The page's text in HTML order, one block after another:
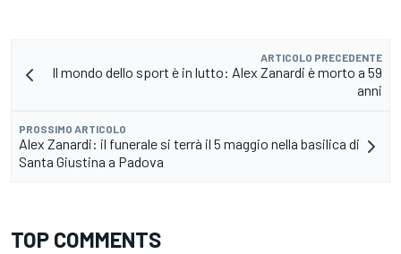
ARTICOLO PRECEDENTE
Il mondo dello sport è in lutto: Alex Zanardi è morto a 59
anni
PROSSIMO ARTICOLO
Alex Zanardi: il funerale si terrà il 5 maggio nella basilica di
Santa Giustina a Padova
TOP COMMENTS